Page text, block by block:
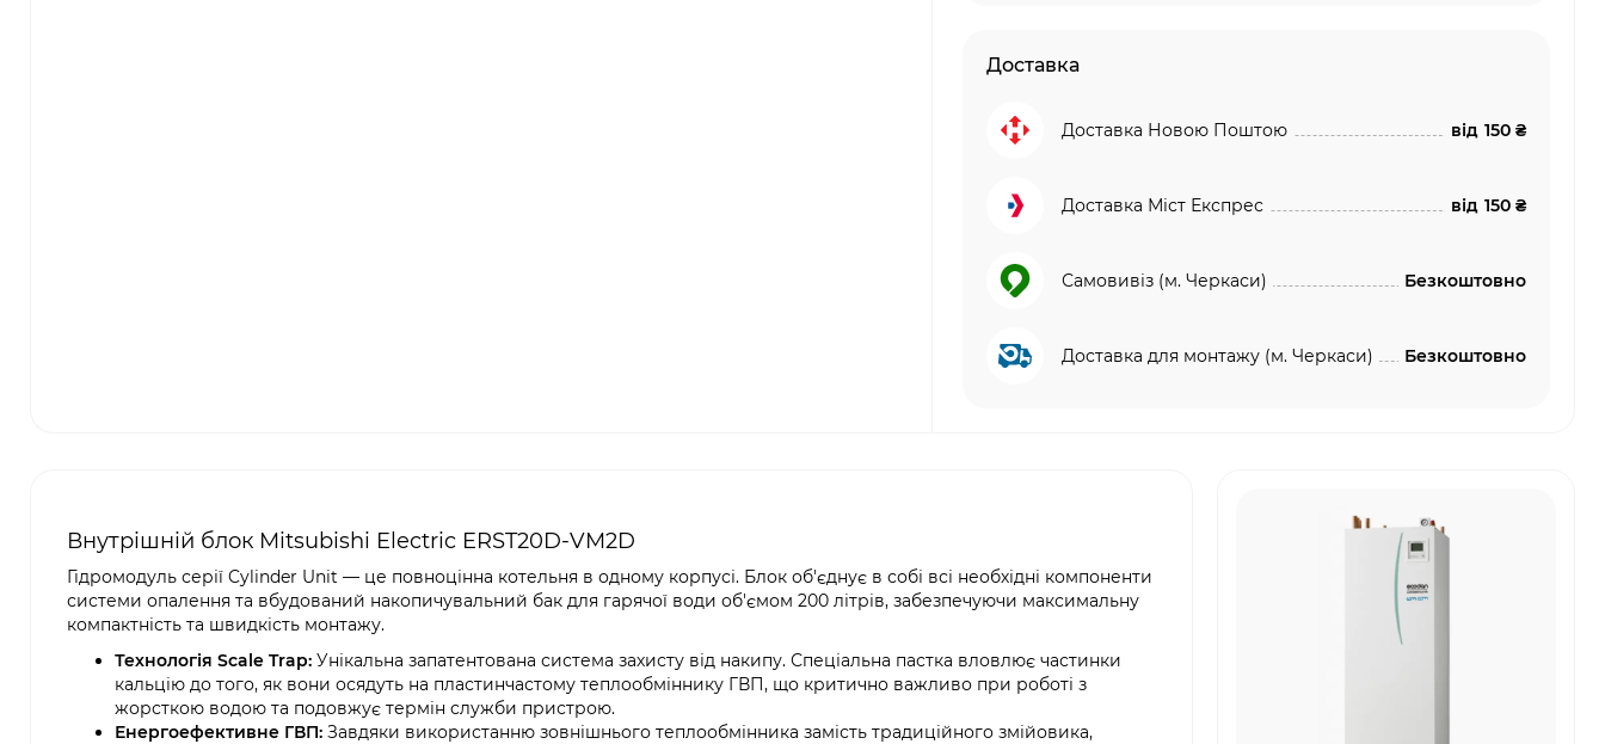
Доставка
Доставка Новою Поштою від 150 ₴
Доставка Міст Експрес від 150 ₴
Самовивіз (м. Черкаси) Безкоштовно
Доставка для монтажу (м. Черкаси) Безкоштовно
Внутрішній блок Mitsubishi Electric ERST20D-VM2D
Гідромодуль серії Cylinder Unit — це повноцінна котельня в одному корпусі. Блок об'єднує в собі всі необхідні компоненти
системи опалення та вбудований накопичувальний бак для гарячої води об'ємом 200 літрів, забезпечуючи максимальну
компактність та швидкість монтажу.
Технологія Scale Trap: Унікальна запатентована система захисту від накипу. Спеціальна пастка вловлює частинки
кальцію до того, як вони осядуть на пластинчастому теплообміннику ГВП, що критично важливо при роботі з
жорсткою водою та подовжує термін служби пристрою.
Енергоефективне ГВП: Завдяки використанню зовнішнього теплообмінника замість традиційного змійовика,